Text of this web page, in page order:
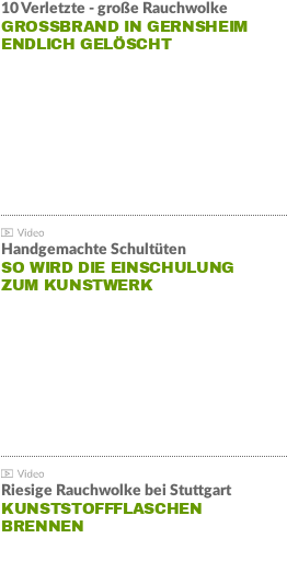
10 Verletzte - große Rauchwolke
GROSSBRAND IN GERNSHEIM E
NDLICH GELÖSCHT
Handgemachte Schultüten
SO WIRD DIE EINSCHULUNG
ZUM KUNSTWERK
Riesige Rauchwolke bei Stuttgart
KUNSTSTOFFFLASCHEN
BRENNEN